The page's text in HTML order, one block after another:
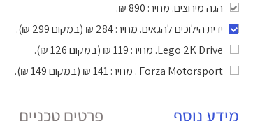
הגה מירוצים. מחיר: 890 ₪.
ידית הילוכים להגאים. מחיר: 284 ₪ (במקום 299 ₪).
Lego 2K Drive. מחיר: 119 ₪ (במקום 126 ₪).
Forza Motorsport . מחיר: 141 ₪ (במקום 149 ₪).
מידע נוסף פרטים טכניים